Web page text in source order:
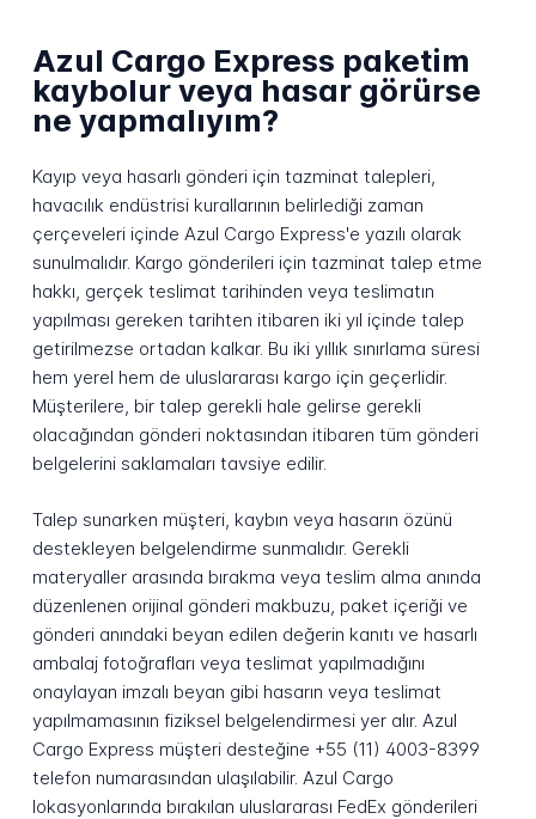
Azul Cargo Express paketim
kaybolur veya hasar görürse
ne yapmalıyım?
Kayıp veya hasarlı gönderi için tazminat talepleri,
havacılık endüstrisi kurallarının belirlediği zaman
çerçeveleri içinde Azul Cargo Express'e yazılı olarak
sunulmalıdır. Kargo gönderileri için tazminat talep etme
hakkı, gerçek teslimat tarihinden veya teslimatın
yapılması gereken tarihten itibaren iki yıl içinde talep
getirilmezse ortadan kalkar. Bu iki yıllık sınırlama süresi
hem yerel hem de uluslararası kargo için geçerlidir.
Müşterilere, bir talep gerekli hale gelirse gerekli
olacağından gönderi noktasından itibaren tüm gönderi
belgelerini saklamaları tavsiye edilir.
Talep sunarken müşteri, kaybın veya hasarın özünü
destekleyen belgelendirme sunmalıdır. Gerekli
materyaller arasında bırakma veya teslim alma anında
düzenlenen orijinal gönderi makbuzu, paket içeriği ve
gönderi anındaki beyan edilen değerin kanıtı ve hasarlı
ambalaj fotoğrafları veya teslimat yapılmadığını
onaylayan imzalı beyan gibi hasarın veya teslimat
yapılmamasının fiziksel belgelendirmesi yer alır. Azul
Cargo Express müşteri desteğine +55 (11) 4003-8399
telefon numarasından ulaşılabilir. Azul Cargo
lokasyonlarında bırakılan uluslararası FedEx gönderileri